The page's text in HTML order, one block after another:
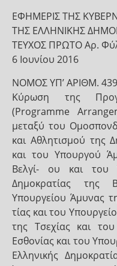
ΕΦΗΜΕΡΙΣ ΤΗΣ
ΤΗΣ ΕΛΛΗΝΙΚΗΣ
ΤΕΥΧΟΣ ΠΡΩΤΟ Αρ.
6 Ιουνίου 2016
NOMOΣ ΥΠ’ ΑΡΙΘΜ.
Κύρωση της
(Programme
μεταξύ του
και Αθλητισμού της
και του Υπουργού
Βελγί- ου και του
Δημοκρατίας της
Υπουργείου Άμυνας
τίας και του
της Τσεχίας και
Εσθονίας και του
Ελληνικής